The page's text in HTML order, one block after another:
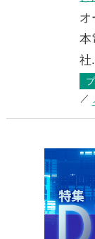
オ
本
社